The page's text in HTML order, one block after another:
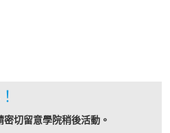
切留意學院稍後活動。